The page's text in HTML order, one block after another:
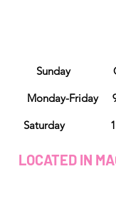
Sunday
Monday-Friday
Saturday
LOCATED IN